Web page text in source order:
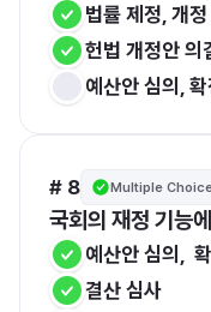
법률 제정, 개정
헌법 개정안 의
예산안 심의, 확
# 8 Multiple
국회의 재정 기능
예산안 심의,
결산 심사